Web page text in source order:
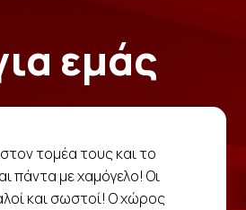
εμάς
τομέα τους και το
πάντα με χαμόγελο! Οι
και σωστοί! Ο χώρος